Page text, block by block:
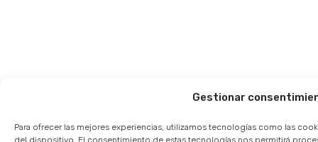
Gestionar
Para ofrecer las mejores experiencias, utilizamos tecnologías como las
del dispositivo. El consentimiento de estas tecnologías nos permitirá